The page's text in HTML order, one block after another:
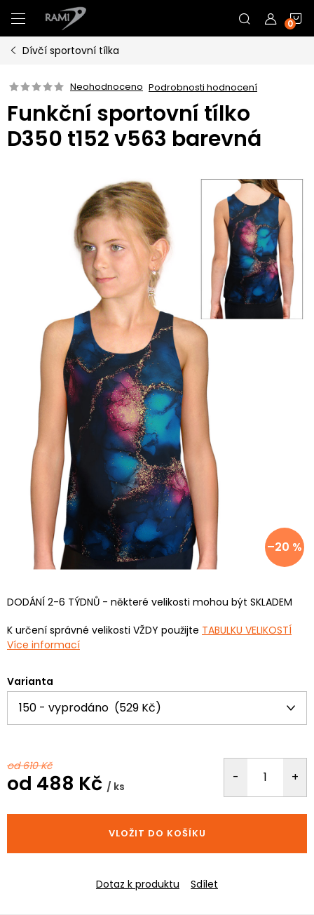
na
obsah
Dívčí sportovní tílka
Neohodnoceno Podrobnosti hodnocení
Funkční sportovní tílko
D350 t152 v563 barevná
–20 %
DODÁNÍ 2-6 TÝDNŮ - některé velikosti mohou být SKLADEM
K určení správné velikosti VŽDY použijte TABULKU VELIKOSTÍ
Více informací
Varianta
od 610 Kč
od 488 Kč / ks
cena:
VLOŽIT DO KOŠÍKU
Dotaz k produktu Sdílet